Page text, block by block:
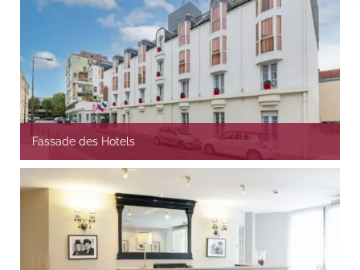
Fassade des Hotels